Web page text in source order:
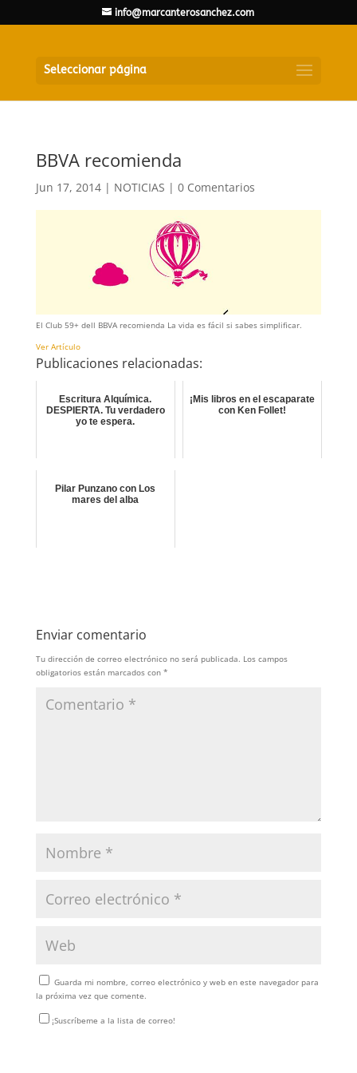
info@marcanterosanchez.com
Seleccionar página
BBVA recomienda
Jun 17, 2014| NOTICIAS | 0 Comentarios
El Club 59+ dell BBVA recomienda La vida es fácil si sabes simplificar.
Ver Artículo
Publicaciones relacionadas:
Escritura Alquímica.
DESPIERTA. Tu verdadero
yo te espera.
¡Mis libros en el escaparate
con Ken Follet!
Pilar Punzano con Los
mares del alba
Enviar comentario
Tu dirección de correo electrónico no será publicada. Los campos
obligatorios están marcados con *
Guarda mi nombre, correo electrónico y web en este navegador para
la próxima vez que comente.
¡Suscríbeme a la lista de correo!